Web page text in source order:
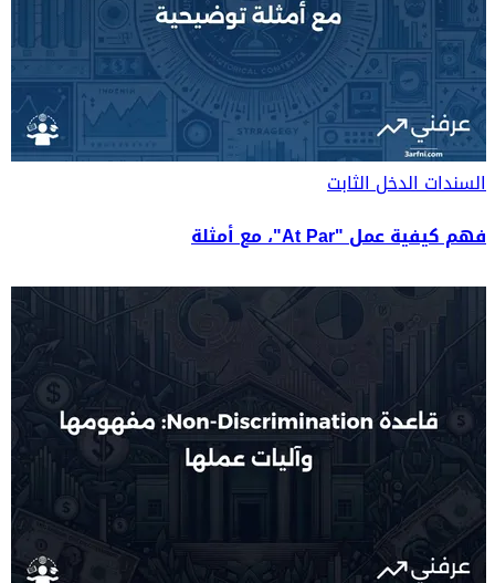
السنداتالدخل الثابت
فهم كيفية عمل "At Par"، مع أمثلة